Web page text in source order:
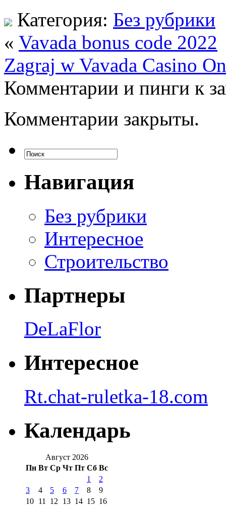
Категория: Без рубрики
« Vavada bonus code 2022
Zagraj w Vavada Casino
Комментарии и пинги к
Комментарии закрыты.
Навигация
Без рубрики
Интересное
Строительство
Партнеры
DeLaFlor
Интересное
Rt.chat-ruletka-18.com
Календарь
Август 2026
Пн Вт Ср Чт Пт Сб Вс
1
2
3
4 5 6 7 8
9
10 11 12 13 14 15 16